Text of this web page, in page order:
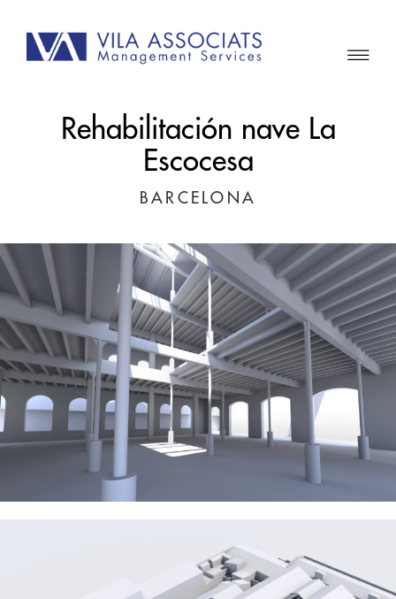
Rehabilitación nave La
Escocesa
BARCELONA